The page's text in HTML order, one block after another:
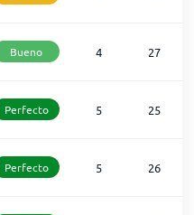
Bueno 4 27
Perfecto 5 25
Perfecto 5 26